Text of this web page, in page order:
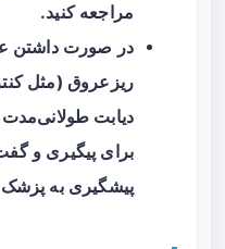
مراجعه کنید.
در صورت داشتن
ریزعروق (مثل
دیابت
برای پیگیری و
پیشگیری به پزشک